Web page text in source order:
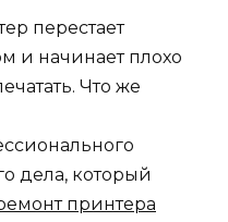
перестает
и начинает плохо
Что же
дела, который
принтера